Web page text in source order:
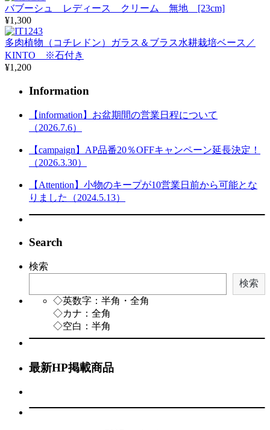
バブーシュ レディース クリーム 無地 [23cm]
¥1,300
多肉植物（コチレドン）ガラス＆ブラス水耕栽培ベース／
KINTO ※石付き
¥1,200
Information
【information】お盆期間の営業日程について
（2026.7.6）
【campaign】AP品番20％OFFキャンペーン延長決定！
（2026.3.30）
【Attention】小物のキープが10営業日前から可能とな
りました（2024.5.13）
Search
検索
検索
◇英数字：半角・全角
◇カナ：全角
◇空白：半角
最新HP掲載商品